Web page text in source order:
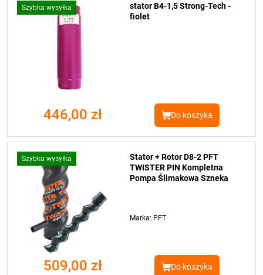
Szybka wysyłka
stator B4-1,5 Strong-Tech -
fiolet
446,00 zł Do koszyka
Szybka wysyłka
Stator + Rotor D8-2 PFT
TWISTER PIN Kompletna
Pompa Ślimakowa Szneka
Marka: PFT
509,00 zł Do koszyka